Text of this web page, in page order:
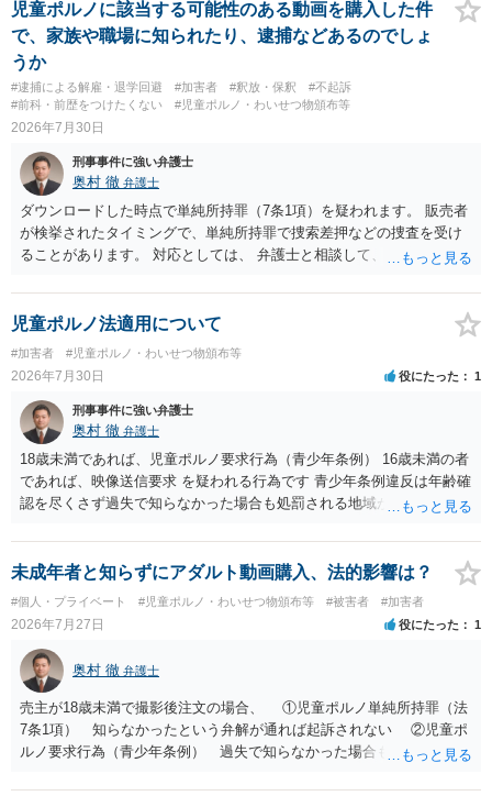
児童ポルノに該当する可能性のある動画を購入した件
で、家族や職場に知られたり、逮捕などあるのでしょ
うか
#逮捕による解雇・退学回避 #加害者 #釈放・保釈
#不起訴
#前科・前歴をつけたくない
#児童ポルノ・わいせつ物頒布等
2026年7月30日
刑事事件に強い弁護士
奥村 徹 弁護士
ダウンロードした時点で単純所持罪（7条1項）を疑われます。 販売者
が検挙されたタイミングで、単純所持罪で捜索差押などの捜査を受け
ることがあります。 対応としては、 弁護士と相談して、 児童ポルノ
談しておく などが考えられます。
児童ポルノ法適用について
#加害者 #児童ポルノ・わいせつ物頒布等
2026年7月30日 役にたった 1
刑事事件に強い弁護士
奥村 徹 弁護士
18歳未満であれば、児童ポルノ要求行為（青少年条例） 16歳未満の者
であれば、映像送信要求 を疑われる行為です 青少年条例違反は年齢確
認を尽くさず過失で知らなかった場合も処罰される地域があるので、
未成年者と知らずにアダルト動画購入、法的影響は？
#個人・プライベート #児童ポルノ・わいせつ物頒布等 #被害者 #加害者
2026年7月27日 役にたった 1
奥村 徹 弁護士
売主が18歳未満で撮影後注文の場合、 ①児童ポルノ単純所持罪（法
7条1項） 知らなかったという弁解が通れば起訴されない ②児童ポ
ルノ要求行為（青少年条例） 過失で知らなかった場合も処罰される
ることになります。 対応としては、福祉犯罪に詳しい弁護士に相談